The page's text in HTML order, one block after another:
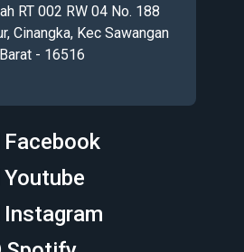
RT 002 RW 04 No. 188
Cinangka, Kec Sawangan
- 16516
Facebook
Youtube
Instagram